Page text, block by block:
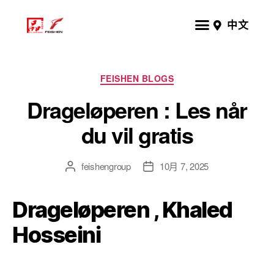
中文
FEISHEN BLOGS
Drageløperen : Les når
du vil gratis
feishengroup 10月 7, 2025
Drageløperen , Khaled
Hosseini